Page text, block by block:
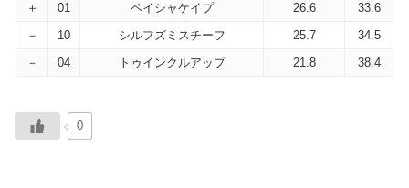
＋
01 ペイシャケイプ 26.6
33.6
－
10 シルフズミスチーフ 25.7
34.5
－
04 トゥインクルアップ 21.8 38.4
0